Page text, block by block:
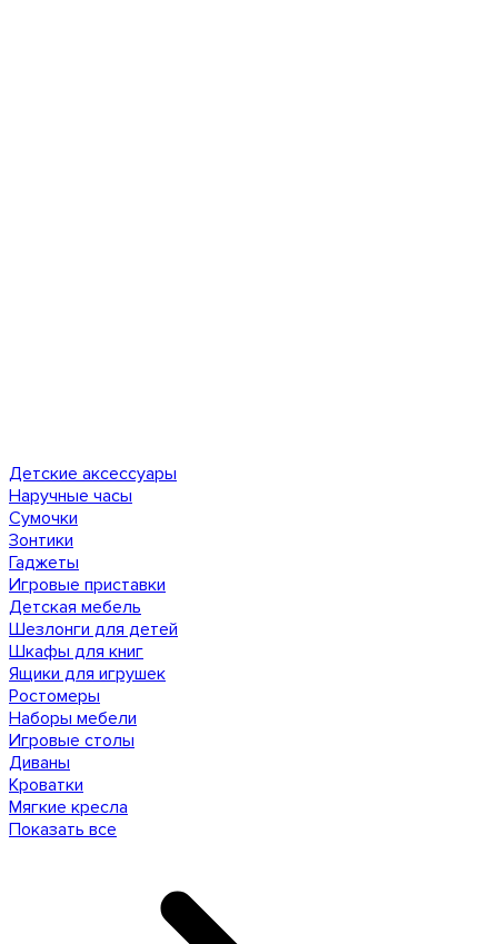
Детские аксессуары
Наручные часы
Сумочки
Зонтики
Гаджеты
Игровые приставки
Детская мебель
Шезлонги для детей
Шкафы для книг
Ящики для игрушек
Ростомеры
Наборы мебели
Игровые столы
Диваны
Кроватки
Мягкие кресла
Показать все